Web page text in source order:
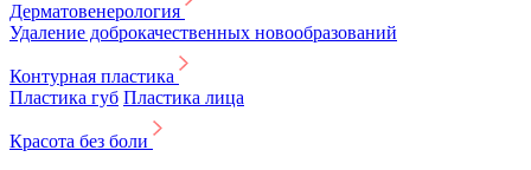
Дерматовенерология
Удаление доброкачественных новообразований
Контурная пластика
Пластика губ Пластика лица
Красота без боли